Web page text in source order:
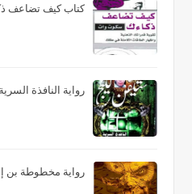
كتاب كيف تضاعف
رواية النافذة السرية
رواية مخطوطة بن